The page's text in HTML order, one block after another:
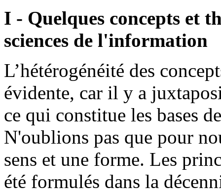
I - Quelques concepts et
sciences de l'information
L’hétérogénéité des
évidente, car il y a
ce qui constitue les bases
N'oublions pas que pour
sens et une forme. Les
été formulés dans la